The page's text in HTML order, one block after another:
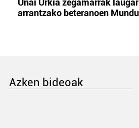
Unai Urkia zegamarrak
arrantzako beteranoen
Azken bideoak